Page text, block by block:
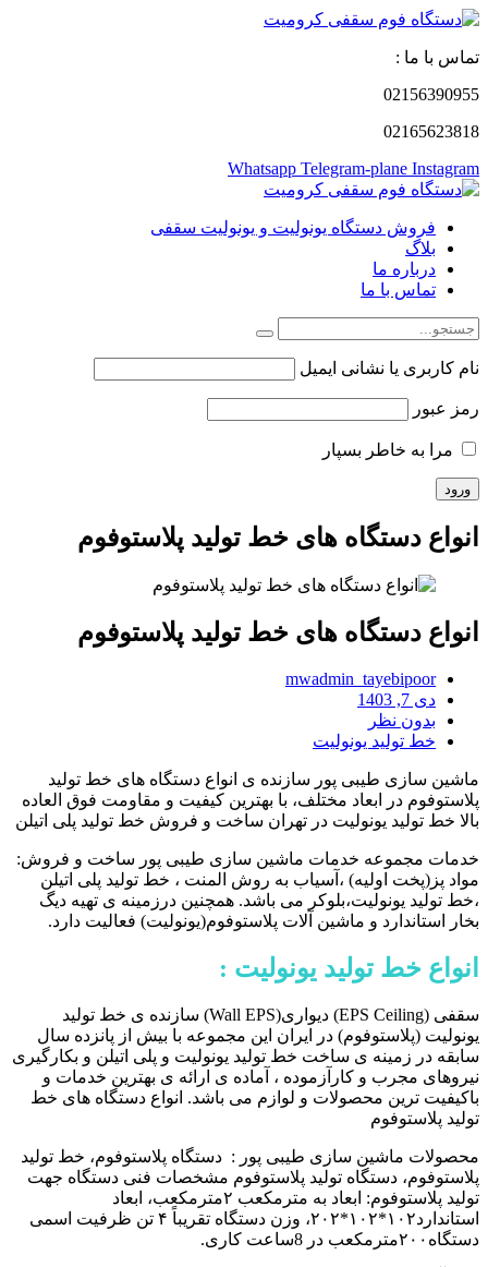
تماس با ما :
02156390955
02165623818
Whatsapp Telegram-plane Instagram
فروش دستگاه یونولیت و یونولیت سقفی
بلاگ
درباره ما
تماس با ما
نام کاربری یا نشانی ایمیل
رمز عبور
مرا به خاطر بسپار
انواع دستگاه های خط تولید پلاستوفوم
انواع دستگاه های خط تولید پلاستوفوم
mwadmin_tayebipoor
دی 7, 1403
بدون نظر
خط تولید یونولیت
ماشین سازی طیبی پور سازنده ی انواع دستگاه های خط تولید
پلاستوفوم در ابعاد مختلف، با بهترین کیفیت و مقاومت فوق العاده
بالا خط تولید یونولیت در تهران ساخت و فروش خط تولید پلی اتیلن
خدمات مجموعه خدمات ماشین سازی طیبی پور ساخت و فروش:
مواد پز(پخت اولیه) ،آسیاب به روش المنت ، خط تولید پلی اتیلن
،خط تولید یونولیت،بلوکر می باشد. همچنین درزمینه ی تهیه دیگ
بخار استاندارد و ماشین آلات پلاستوفوم(یونولیت) فعالیت دارد.
انواع خط تولید یونولیت :
سقفی (EPS Ceiling) دیواری(Wall EPS) سازنده ی خط تولید
یونولیت (پلاستوفوم) در ایران این مجموعه با بیش از پانزده سال
سابقه در زمینه ی ساخت خط تولید یونولیت و پلی اتیلن و بکارگیری
نیروهای مجرب و کارآزموده ، آماده ی ارائه ی بهترین خدمات و
باکیفیت ترین محصولات و لوازم می باشد. انواع دستگاه های خط
تولید پلاستوفوم
محصولات ماشین سازی طیبی پور : دستگاه پلاستوفوم، خط تولید
پلاستوفوم، دستگاه تولید پلاستوفوم مشخصات فنی دستگاه جهت
تولید پلاستوفوم: ابعاد به مترمکعب ۲مترمکعب، ابعاد
استاندارد۱۰۲*۱۰۲*۲۰۲، وزن دستگاه تقریباً ۴ تن ظرفیت اسمی
دستگاه۲۰۰مترمکعب در 8ساعت کاری.